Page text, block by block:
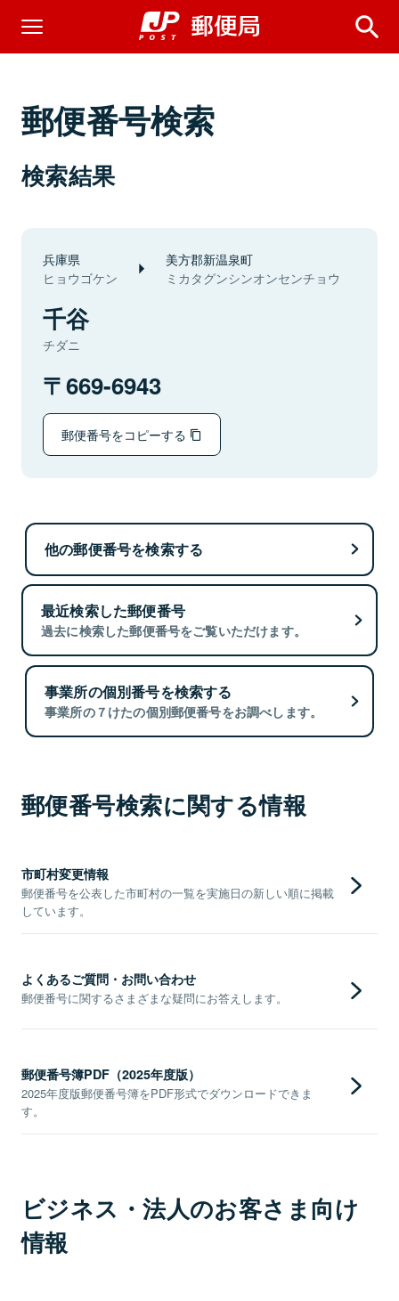
郵便番号検索
検索結果
兵庫県
ヒョウゴケン
美方郡新温泉町
ミカタグンシンオンセンチョウ
千谷
チダニ
669-6943
郵便番号をコピーする
他の郵便番号を検索する
最近検索した郵便番号
過去に検索した郵便番号をご覧いただけます。
事業所の個別番号を検索する
事業所の７けたの個別郵便番号をお調べします。
郵便番号検索に関する情報
市町村変更情報
郵便番号を公表した市町村の一覧を実施日の新しい順に掲載
しています。
よくあるご質問・お問い合わせ
郵便番号に関するさまざまな疑問にお答えします。
郵便番号簿PDF（2025年度版）
2025年度版郵便番号簿をPDF形式でダウンロードできま
す。
ビジネス・法人のお客さま向け
情報